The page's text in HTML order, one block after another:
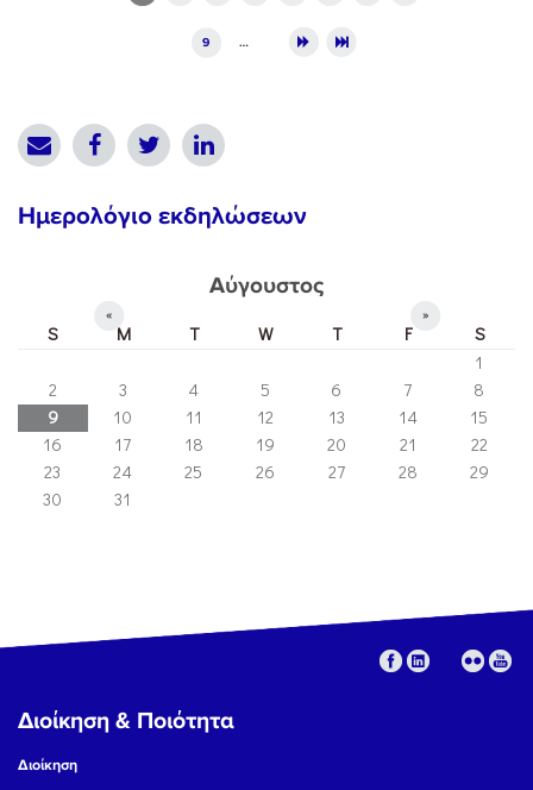
9 …
Ημερολόγιο εκδηλώσεων
Αύγουστος
« »
S M T W T F
S
1
2
3 4 5 6 7
8
9
10 11 12 13 14
15
16
17 18 19 20 21
22
23
24 25 26 27 28
29
30
31
Διοίκηση & Ποιότητα
Διοίκηση